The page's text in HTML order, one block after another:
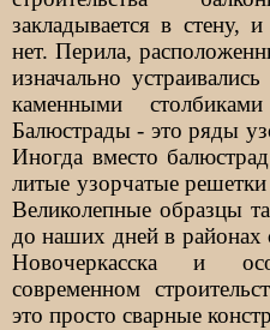
закладывается в стену,
нет. Перила,
изначально
каменными
Балюстрады - это ряды
Иногда вместо
литые узорчатые
Великолепные образцы
до наших дней в районах
Новочеркасска и
современном
это просто сварные